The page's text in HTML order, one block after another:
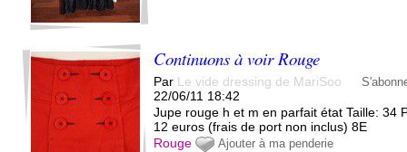
Continuons à voir Rouge
Par Le vide dressing de MariSoo
22/06/11 18:42
Jupe rouge h et m en parfait état Taille: 34
12 euros (frais de port non inclus) 8E
Rouge
Ajouter à ma penderie